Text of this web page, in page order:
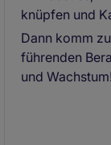
knüpfen und
Dann komm
führenden
und Wachstum!